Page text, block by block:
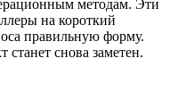
методам. Эти
на короткий
правильную форму.
станет снова заметен.